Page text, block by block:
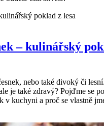
– kulinářský
nebo také divoký či
je také zdravý? Pojďme se
v kuchyni a proč se vlastně